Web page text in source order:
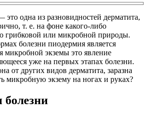
одна из разновидностей дерматита,
т. е. на фоне какого-либо
грибковой или микробной природы.
болезни пиодермия является
микробной экземы это явление
уже на первых этапах болезни.
от других видов дерматита, заразна
микробную экзему на ногах и руках?
болезни